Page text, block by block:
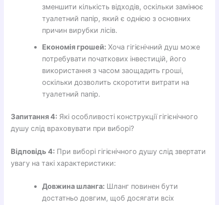
зменшити кількість відходів, оскільки замінює
туалетний папір, який є однією з основних
причин вирубки лісів.
Економія грошей: Хоча гігієнічний душ може
потребувати початкових інвестицій, його
використання з часом заощадить гроші,
оскільки дозволить скоротити витрати на
туалетний папір.
Запитання 4: Які особливості конструкції гігієнічного
душу слід враховувати при виборі?
Відповідь 4: При виборі гігієнічного душу слід звертати
увагу на такі характеристики:
Довжина шланга: Шланг повинен бути
достатньо довгим, щоб досягати всіх